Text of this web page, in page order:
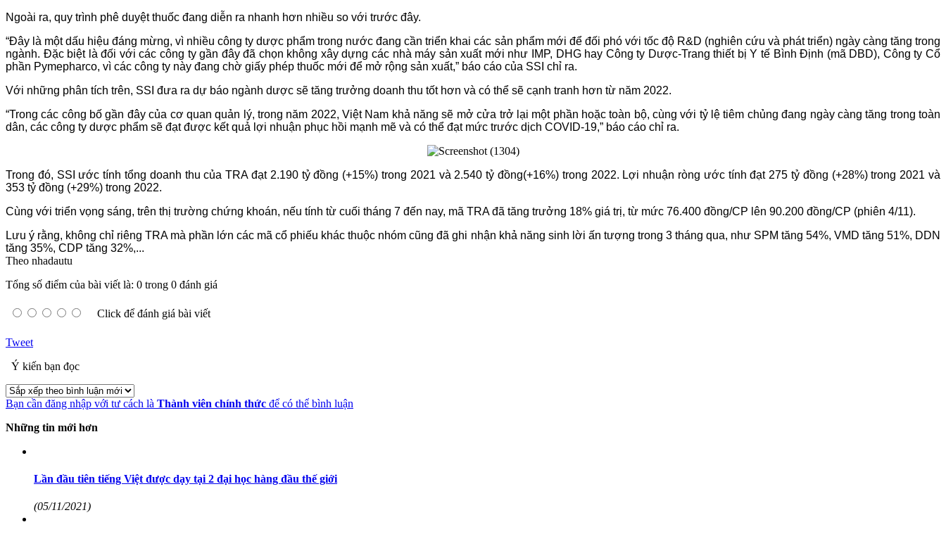
Ngoài ra, quy trình phê duyệt thuốc đang diễn ra nhanh hơn nhiều so với trước đây.
“Đây là một dấu hiệu đáng mừng, vì nhiều công ty dược phẩm trong nước đang cần triển khai các sản phẩm mới để đối phó với tốc độ R&D (nghiên cứu và phát triển) ngày càng tăng trong
ngành. Đặc biệt là đối với các công ty gần đây đã chọn không xây dựng các nhà máy sản xuất mới như IMP, DHG hay Công ty Dược-Trang thiết bị Y tế Bình Định (mã DBD), Công ty Cổ
phần Pymepharco, vì các công ty này đang chờ giấy phép thuốc mới để mở rộng sản xuất,” báo cáo của SSI chỉ ra.
Với những phân tích trên, SSI đưa ra dự báo ngành dược sẽ tăng trưởng doanh thu tốt hơn và có thể sẽ cạnh tranh hơn từ năm 2022.
“Trong các công bố gần đây của cơ quan quản lý, trong năm 2022, Việt Nam khả năng sẽ mở cửa trở lại một phần hoặc toàn bộ, cùng với tỷ lệ tiêm chủng đang ngày càng tăng trong toàn
dân, các công ty dược phẩm sẽ đạt được kết quả lợi nhuận phục hồi mạnh mẽ và có thể đạt mức trước dịch COVID-19,” báo cáo chỉ ra.
Trong đó, SSI ước tính tổng doanh thu của TRA đạt 2.190 tỷ đồng (+15%) trong 2021 và 2.540 tỷ đồng(+16%) trong 2022. Lợi nhuận ròng ước tính đạt 275 tỷ đồng (+28%) trong 2021 và
353 tỷ đồng (+29%) trong 2022.
Cùng với triển vọng sáng, trên thị trường chứng khoán, nếu tính từ cuối tháng 7 đến nay, mã TRA đã tăng trưởng 18% giá trị, từ mức 76.400 đồng/CP lên 90.200 đồng/CP (phiên 4/11).
Lưu ý rằng, không chỉ riêng TRA mà phần lớn các mã cổ phiếu khác thuộc nhóm cũng đã ghi nhận khả năng sinh lời ấn tượng trong 3 tháng qua, như SPM tăng 54%, VMD tăng 51%, DDN
tăng 35%, CDP tăng 32%,...
Theo nhadautu
Tổng số điểm của bài viết là: 0 trong 0 đánh giá
Click để đánh giá bài viết
Tweet
Ý kiến bạn đọc
Bạn cần đăng nhập với tư cách là Thành viên chính thức để có thể bình luận
Những tin mới hơn
Lần đầu tiên tiếng Việt được dạy tại 2 đại học hàng đầu thế giới
(05/11/2021)